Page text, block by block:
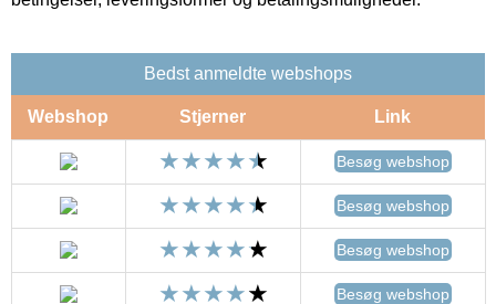
Bedst anmeldte webshops
Webshop Stjerner Link
Besøg webshop
Besøg webshop
Besøg webshop
Besøg webshop